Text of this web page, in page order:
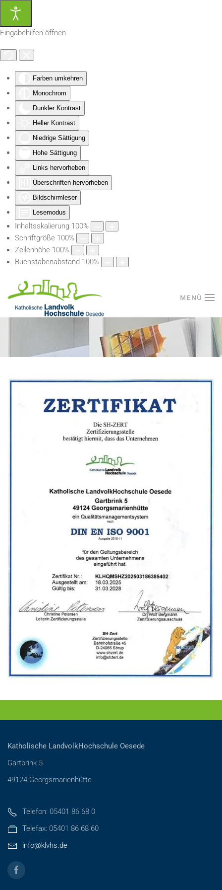
Eingabehilfen öffnen
Farben umkehren
Monochrom
Dunkler Kontrast
Heller Kontrast
Niedrige Sättigung
Hohe Sättigung
Links hervorheben
Überschriften hervorheben
Bildschirmleser
Lesemodus
Inhaltsskalierung 100%
Schriftgröße 100%
Zeilenhöhe 100%
Buchstabenabstand 100%
Zum Hauptinhalt springen
MENÜ
Katholische LandvolkHochschule Oesede
Gartbrink 5
49124 Georgsmarienhütte
Telefon: 05401 86 68 0
Telefax: 05401 86 68 60
info@klvhs.de